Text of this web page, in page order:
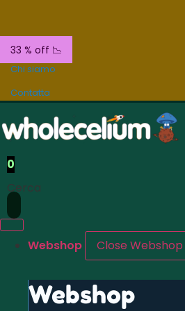
33 % off 📉
Chi siamo
Contatta
0
Cerca
Webshop Close Webshop
Webshop